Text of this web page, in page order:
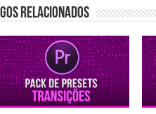
Relacionados